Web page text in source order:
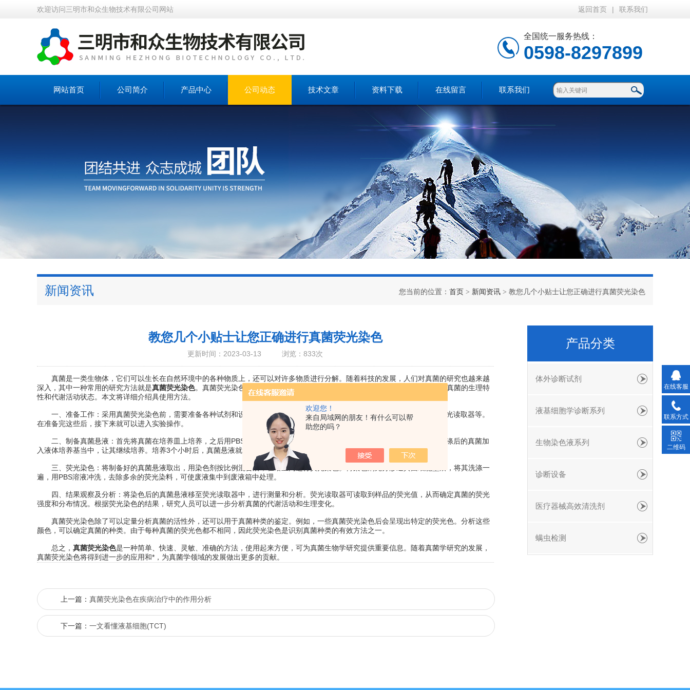
欢迎您！
来自局域网的朋友！有什么可以帮
助您的吗？
欢迎访问三明市和众生物技术有限公司网站 返回首页 | 联系我们
全国统一服务热线：
0598-8297899
网站首页 公司简介 产品中心 公司动态 技术文章 资料下载 在线留言 联系我们
新闻资讯 您当前的位置： 首页 > 新闻资讯 > 教您几个小贴士让您正确进行真菌荧光染色
教您几个小贴士让您正确进行真菌荧光染色
更新时间：2023-03-13 浏览：833次
真菌是一类生物体，它们可以生长在自然环境中的各种物质上，还可以对许多物质进行分解。随着科技的发展，人们对真菌的研究也越来越
深入，其中一种常用的研究方法就是真菌荧光染色。真菌荧光染色可以显示出真菌的分布和活性，这样研究人员就可以更好地了解真菌的生理特
性和代谢活动状态。本文将详细介绍具使用方法。
一、准备工作：采用真菌荧光染色前，需要准备各种试剂和设备。试剂包括荧光染料、PBS等，设备包括显微镜、背景板、荧光读取器等。
在准备完这些后，接下来就可以进入实验操作。
二、制备真菌悬液：首先将真菌在培养皿上培养，之后用PBS洗涤，去除细胞外的废物和杂质等。接着是真菌悬液制备，将洗涤后的真菌加
入液体培养基当中，让其继续培养。培养3个小时后，真菌悬液就制备完成了。
三、荧光染色：将制备好的真菌悬液取出，用染色剂按比例混合后，在暗室内进行荧光染色。待染色剂充分渗透真菌细胞壁后，将其洗涤一
遍，用PBS溶液冲洗，去除多余的荧光染料，可使废液集中到废液箱中处理。
四、结果观察及分析：将染色后的真菌悬液移至荧光读取器中，进行测量和分析。荧光读取器可读取到样品的荧光值，从而确定真菌的荧光
强度和分布情况。根据荧光染色的结果，研究人员可以进一步分析真菌的代谢活动和生理变化。
真菌荧光染色除了可以定量分析真菌的活性外，还可以用于真菌种类的鉴定。例如，一些真菌荧光染色后会呈现出特定的荧光色。分析这些
颜色，可以确定真菌的种类。由于每种真菌的荧光色都不相同，因此荧光染色是识别真菌种类的有效方法之一。
总之， 真菌荧光染色是一种简单、快速、灵敏、准确的方法，使用起来方便，可为真菌生物学研究提供重要信息。随着真菌学研究的发展，
真菌荧光染色将得到进一步的应用和*，为真菌学领域的发展做出更多的贡献。
上一篇： 真菌荧光染色在疾病治疗中的作用分析
下一篇： 一文看懂液基细胞(TCT)
产品分类
体外诊断试剂
液基细胞学诊断系列
生物染色液系列
诊断设备
医疗器械高效清洗剂
螨虫检测
在线客服
联系方式
二维码